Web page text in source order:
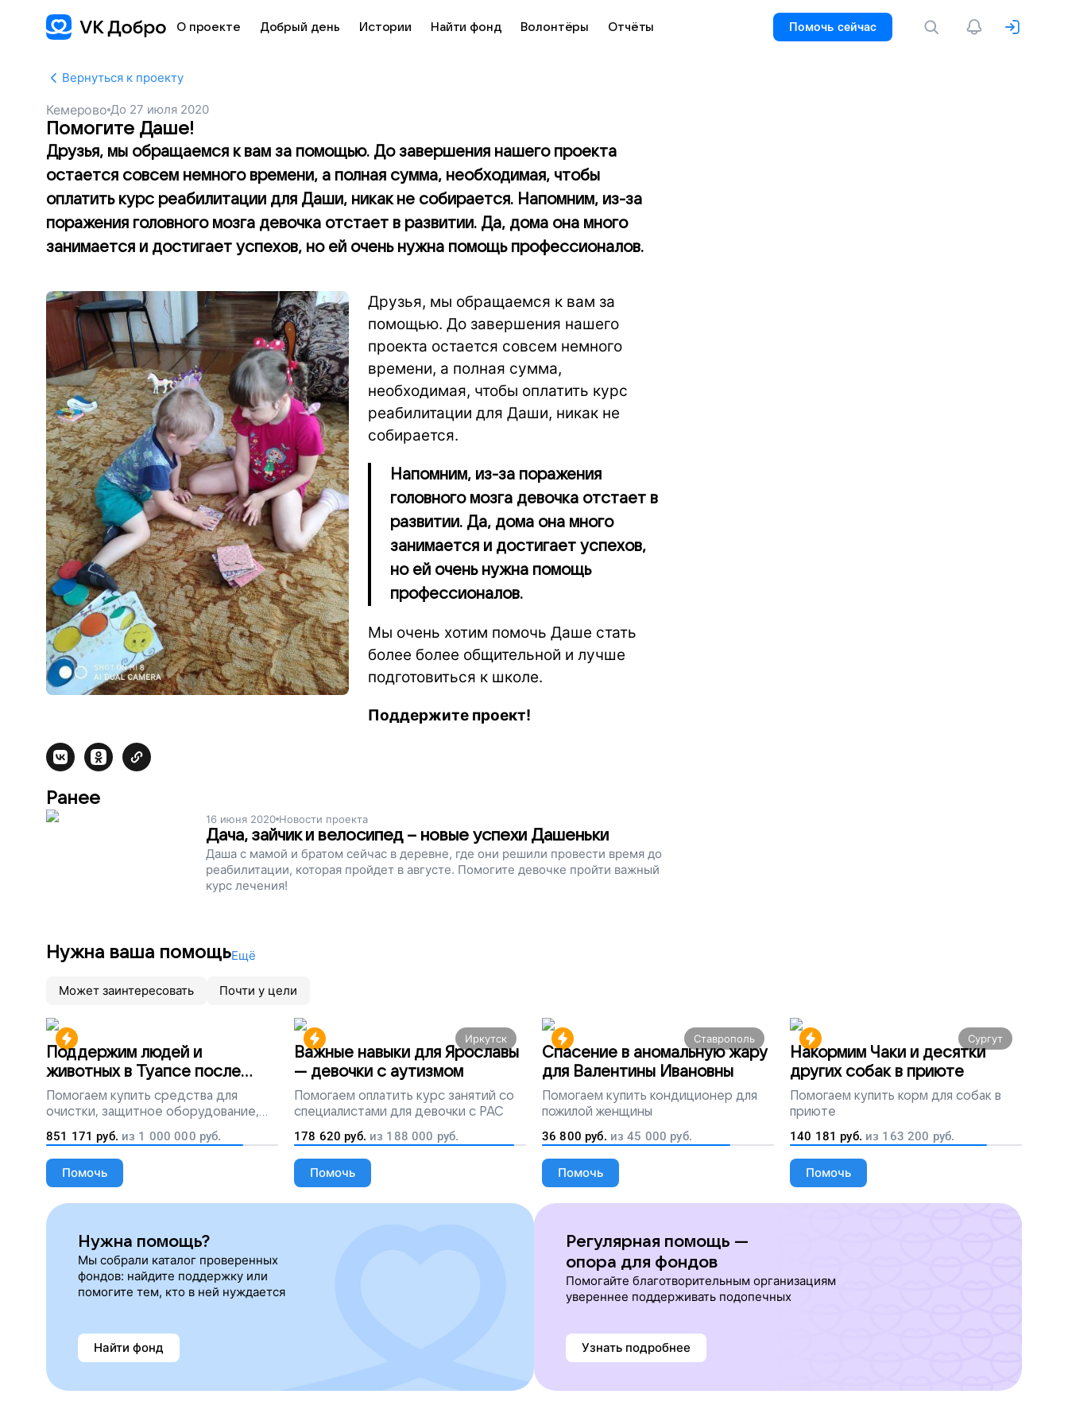
О проекте Добрый день Истории Найти фонд Волонтёры Отчёты Помочь сейчас
Вернуться к проекту
Кемерово До 27 июля 2020
Помогите Даше!
Друзья, мы обращаемся к вам за помощью. До завершения нашего проекта
остается совсем немного времени, а полная сумма, необходимая, чтобы
оплатить курс реабилитации для Даши, никак не собирается. Напомним, из-за
поражения головного мозга девочка отстает в развитии. Да, дома она много
занимается и достигает успехов, но ей очень нужна помощь профессионалов.
Друзья, мы обращаемся к вам за
помощью. До завершения нашего
проекта остается совсем немного
времени, а полная сумма,
необходимая, чтобы оплатить курс
реабилитации для Даши, никак не
собирается.
Напомним, из-за поражения
головного мозга девочка отстает в
развитии. Да, дома она много
занимается и достигает успехов,
но ей очень нужна помощь
профессионалов.
Мы очень хотим помочь Даше стать
более более общительной и лучше
подготовиться к школе.
Поддержите проект!
Ранее
16 июня 2020 Новости проекта
Дача, зайчик и велосипед – новые успехи Дашеньки
Даша с мамой и братом сейчас в деревне, где они решили провести время до
реабилитации, которая пройдет в августе. Помогите девочке пройти важный
курс лечения!
Нужна ваша помощьЕщё
Может заинтересовать Почти у цели
Поддержим людей и
животных в Туапсе после
разлива мазута
Помогаем купить средства для
очистки, защитное оборудование,
лекарства, корм и предметы первой
необходимости
851 171 руб. из 1 000 000 руб.
Помочь
Иркутск
Важные навыки для Ярославы
— девочки с аутизмом
Помогаем оплатить курс занятий со
специалистами для девочки с РАС
178 620 руб. из 188 000 руб.
Помочь
Ставрополь
Спасение в аномальную жару
для Валентины Ивановны
Помогаем купить кондиционер для
пожилой женщины
36 800 руб. из45 000 руб.
Помочь
Сургут
Накормим Чаки и десятки
других собак в приюте
Помогаем купить корм для собак в
приюте
140 181 руб. из 163 200 руб.
Помочь
Нужна помощь?
Мы собрали каталог проверенных
фондов: найдите поддержку или
помогите тем, кто в ней нуждается
Найти фонд
Регулярная помощь —
опора для фондов
Помогайте благотворительным организациям
увереннее поддерживать подопечных
Узнать подробнее